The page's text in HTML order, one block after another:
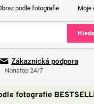
podle fotografie Moje
Zákaznická podpora
Nonstop 24/7
fotografie